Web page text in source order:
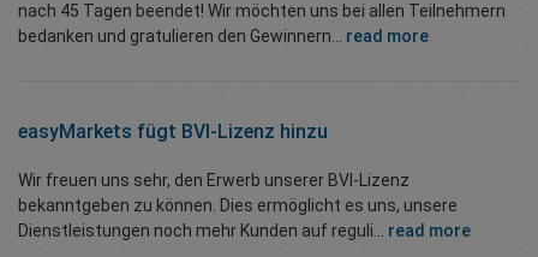
nach 45 Tagen beendet! Wir möchten uns bei allen Teilnehmern
bedanken und gratulieren den Gewinnern... read more
easyMarkets fügt BVI-Lizenz hinzu
Wir freuen uns sehr, den Erwerb unserer BVI-Lizenz
bekanntgeben zu können. Dies ermöglicht es uns, unsere
Dienstleistungen noch mehr Kunden auf reguli... read more